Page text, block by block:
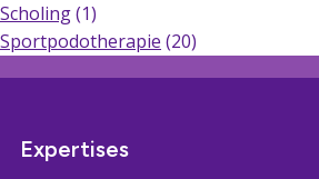
Scholing(1)
Sportpodotherapie (20)
Expertises